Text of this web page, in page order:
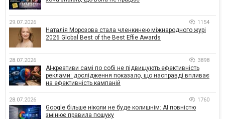
29.07.2026 1154
Наталія Морозова стала членкинею міжнародного журі
2026 Global Best of the Best Effie Awards
28.07.2026 3898
AI-креативи самі по собі не підвищують ефективність
реклами: дослідження показало, що насправді впливає
на ефективність кампаній
28.07.2026 1760
Google більше ніколи не буде колишнім: AI повністю
змінює правила пошуку